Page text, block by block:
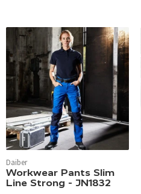
Daiber
Workwear Pants Slim
Line Strong - JN1832